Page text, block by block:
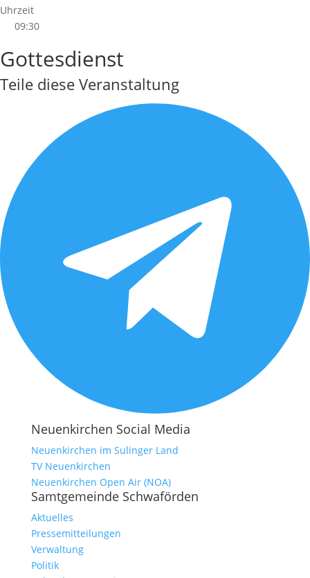
Uhrzeit
09:30
Gottesdienst
Teile diese Veranstaltung
Neuenkirchen Social Media
Neuenkirchen im Sulinger Land
TV Neuenkirchen
Neuenkirchen Open Air (NOA)
Samtgemeinde Schwaförden
Aktuelles
Pressemitteilungen
Verwaltung
Politik